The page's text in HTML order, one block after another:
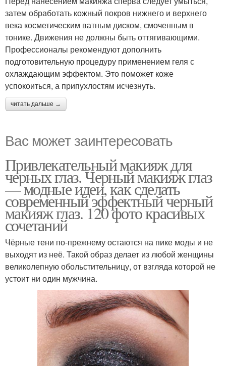
затем обработать кожный покров нижнего и верхнего
века косметическим ватным диском, смоченным в
тонике. Движения не должны быть оттягивающими.
Профессионалы рекомендуют дополнить
подготовительную процедуру применением геля с
охлаждающим эффектом. Это поможет коже
успокоиться, а припухлостям исчезнуть.
читать дальше →
Вас может заинтересовать
Привлекательный макияж для
черных глаз. Черный макияж глаз
— модные идеи, как сделать
современный эффектный черный
макияж глаз. 120 фото красивых
сочетаний
Чёрные тени по-прежнему остаются на пике моды и не
выходят из неё. Такой образ делает из любой женщины
великолепную обольстительницу, от взгляда которой не
устоит ни один мужчина.